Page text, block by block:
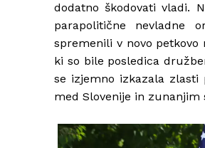
dodatno škodovati vladi.
parapolitične nevladne
spremenili v novo
ki so bile posledica
se izjemno izkazala
med Slovenije in zunanjim